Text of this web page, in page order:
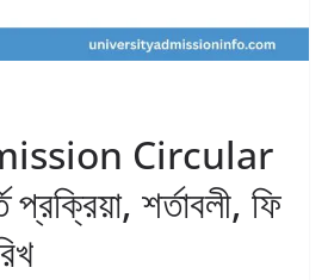
Circular
শর্তাবলী, ফি